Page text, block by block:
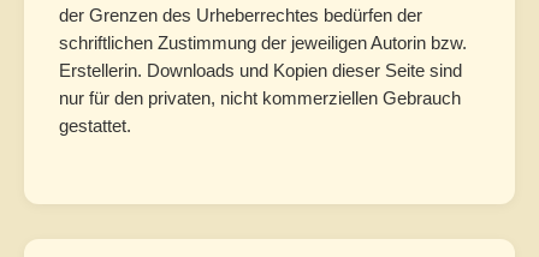
der Grenzen des Urheberrechtes bedürfen der
schriftlichen Zustimmung der jeweiligen Autorin bzw.
Erstellerin. Downloads und Kopien dieser Seite sind
nur für den privaten, nicht kommerziellen Gebrauch
gestattet.